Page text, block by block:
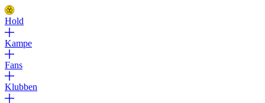
Hold
Kampe
Fans
Klubben